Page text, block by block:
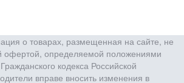
о товарах, размещенная на сайте, не
офертой, определяемой положениями
кодекса Российской
вправе вносить изменения в